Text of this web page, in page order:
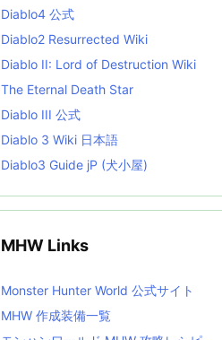
s
t
Diablo4 公式
Diablo2 Resurrected Wiki
Diablo II: Lord of Destruction Wiki
The Eternal Death Star
Diablo III 公式
Diablo 3 Wiki 日本語
Diablo3 Guide jP (犬小屋)
MHW Links
Monster Hunter World 公式サイト
MHW 作成装備一覧